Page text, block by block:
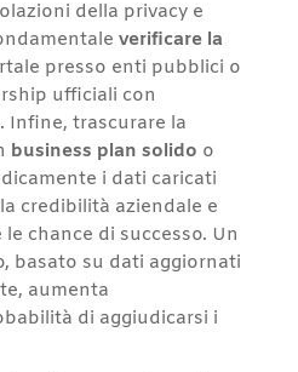
della privacy e
verificare la
presso enti pubblici o
ufficiali con
trascurare la
business plan solido o
i dati caricati
credibilità aziendale e
chance di successo. Un
basato su dati aggiornati
aumenta
di aggiudicarsi i